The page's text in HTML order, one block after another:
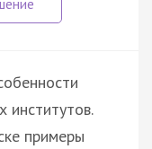
институтов.
примеры